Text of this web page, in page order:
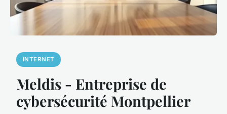
INTERNET
Meldis - Entreprise de
cybersécurité Montpellier